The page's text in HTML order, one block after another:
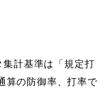
計基準は「規定打
算の防御率、打率で